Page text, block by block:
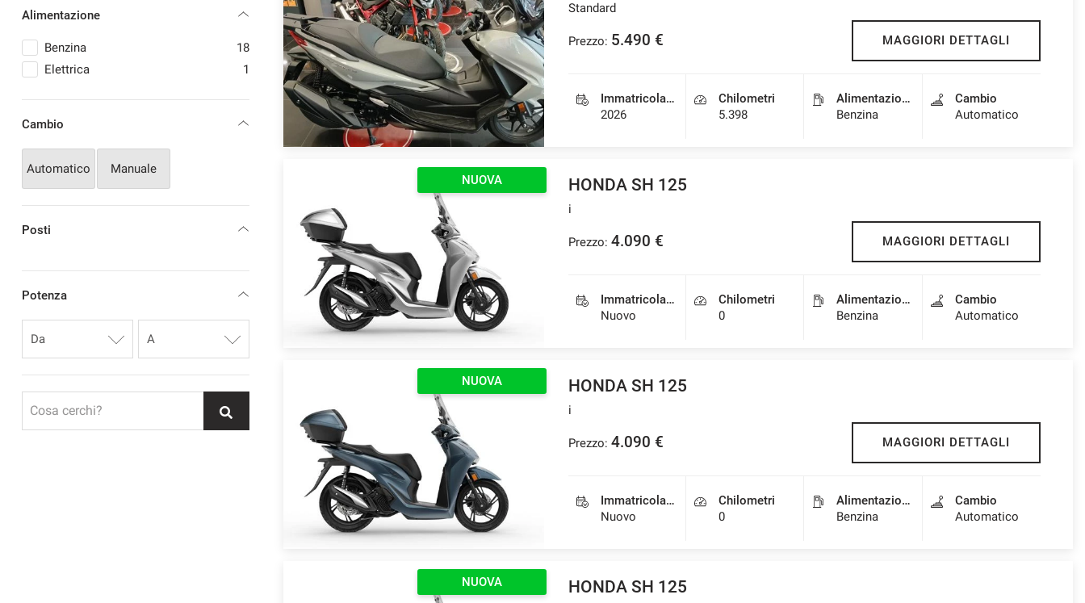
Alimentazione
Benzina
18
Elettrica
1
Cambio
Automatico Manuale
Posti
Potenza
Cosa cerchi?
Standard
Prezzo: 5.490 € MAGGIORI DETTAGLI
Immatricolazione
2026
Chilometri
5.398
Alimentazione
Benzina
Cambio
Automatico
NUOVA HONDA SH 125
i
Prezzo: 4.090 € MAGGIORI DETTAGLI
Immatricolazione
Nuovo
Chilometri
0
Alimentazione
Benzina
Cambio
Automatico
NUOVA HONDA SH 125
i
Prezzo: 4.090 € MAGGIORI DETTAGLI
Immatricolazione
Nuovo
Chilometri
0
Alimentazione
Benzina
Cambio
Automatico
NUOVA HONDA SH 125
Cookie per il miglioramento dell'esperienza utente
Cookie analitici